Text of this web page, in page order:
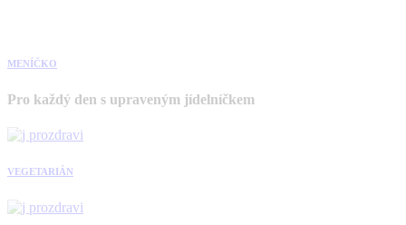
MENÍČKO
Pro každý den s upraveným jídelníčkem
VEGETARIÁN